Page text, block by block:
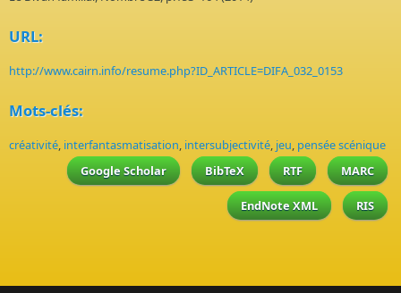
URL:
http://www.cairn.info/resume.php?ID_ARTICLE=DIFA_032_0153
Mots-clés:
créativité, interfantasmatisation, intersubjectivité, jeu, pensée scénique
Google Scholar
BibTeX RTF MARC
EndNote XML RIS